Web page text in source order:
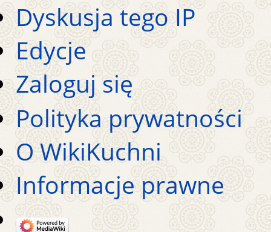
Dyskusja tego IP
Edycje
Zaloguj się
Polityka prywatności
O WikiKuchni
Informacje prawne